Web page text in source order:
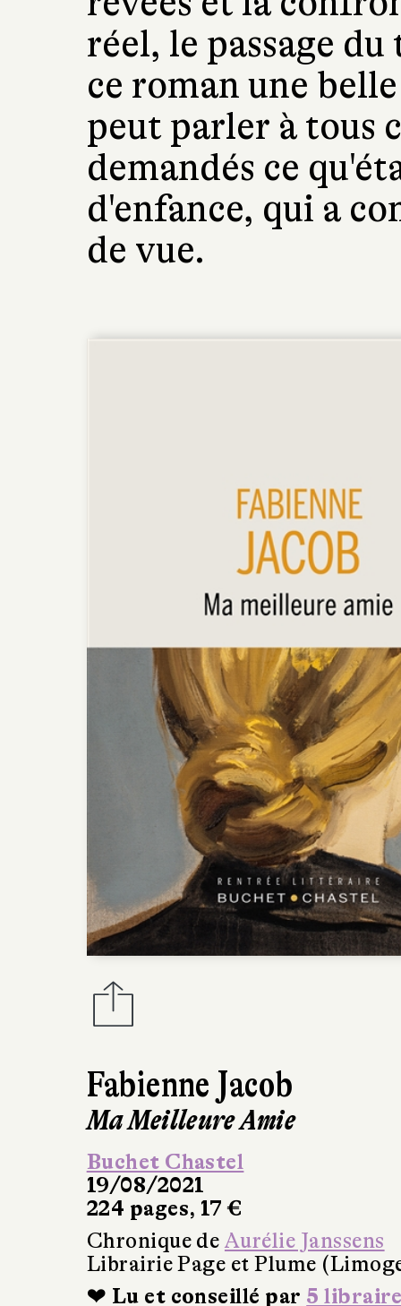
Fabienne Jacob
Ma Meilleure Amie
Buchet Chastel
19/08/2021
224 pages, 17 €
Chronique de Aurélie Janssens
Librairie Page et Plume
❤ Lu et conseillé par 5
réel, le passage
ce roman une
peut parler à tous
demandés ce
d'enfance, qui a
de vue.